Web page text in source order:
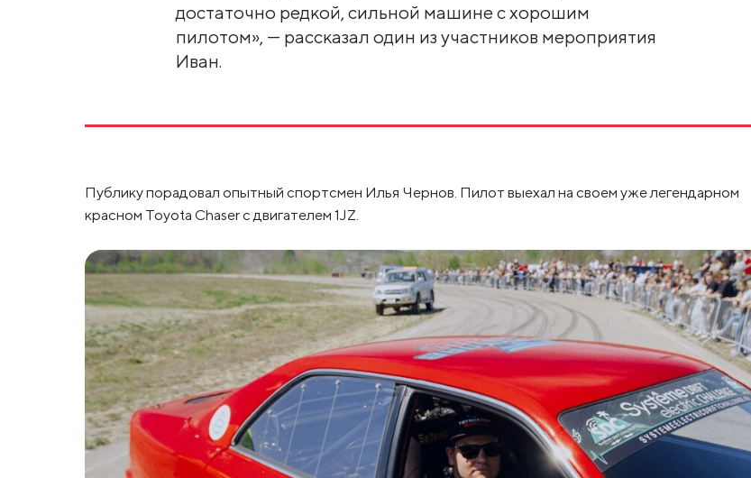
достаточно редкой, сильной машине с хорошим
пилотом», — рассказал один из участников мероприятия
Иван.
Публику порадовал опытный спортсмен Илья Чернов. Пилот выехал на своем уже легендарном
красном Toyota Chaser с двигателем 1JZ.